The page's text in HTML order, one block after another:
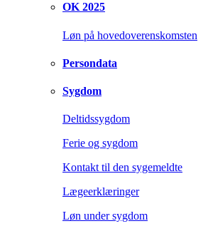
OK 2025
Løn på hovedoverenskomsten
Persondata
Sygdom
Deltidssygdom
Ferie og sygdom
Kontakt til den sygemeldte
Lægeerklæringer
Løn under sygdom